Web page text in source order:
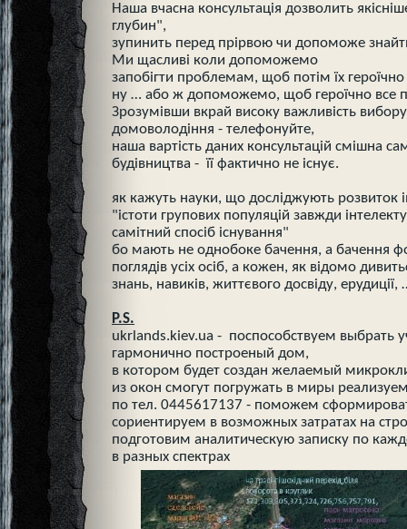
Наша вчасна консультація дозволить
глубин",
зупинить перед прірвою чи допоможе
Ми щасливі коли допоможемо
запобігти проблемам, щоб потім їх
ну … або ж допоможемо, щоб героїчно все
Зрозумівши вкрай високу важливість
домоволодіння - телефонуйте,
наша вартість даних консультацій смішна
будівництва - її фактично не існує.
як кажуть науки, що досліджують розвиток
"істоти групових популяцій завжди
самітний спосіб існування"
бо мають не однобоке бачення, а бачення
поглядів усіх осіб, а кожен, як відомо
знань, навиків, життєвого досвіду, ерудиції,
P.S.
ukrlands.kiev.ua - поспособствуем выбрать
гармонично построеный дом,
в котором будет создан желаемый
из окон смогут погружать в миры
по тел. 0445617137 - поможем
сориентируем в возможных затратах на
подготовим аналитическую записку по
в разных спектрах